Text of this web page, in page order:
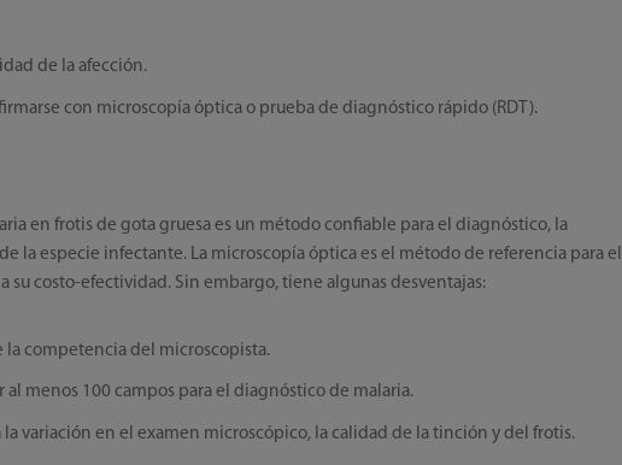
de la afección.
con microscopía óptica o prueba de diagnóstico rápido (RDT).
en frotis de gota gruesa es un método confiable para el diagnóstico, la
la especie infectante. La microscopía óptica es el método de referencia para el
costo-efectividad. Sin embargo, tiene algunas desventajas:
competencia del microscopista.
menos 100 campos para el diagnóstico de malaria.
variación en el examen microscópico, la calidad de la tinción y del frotis.